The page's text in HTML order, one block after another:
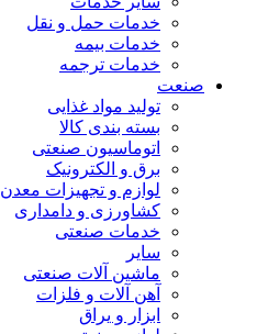
خدمات حمل و نقل
خدمات بیمه
خدمات ترجمه
صنعت
تولید مواد غذایی
بسته بندی کالا
اتوماسیون صنعتی
برق و الکترونیک
لوازم و تجهیزات معدن
کشاورزی و دامداری
خدمات صنعتی
سایر
ماشین آلات صنعتی
آهن آلات و فلزات
ابزار و یراق